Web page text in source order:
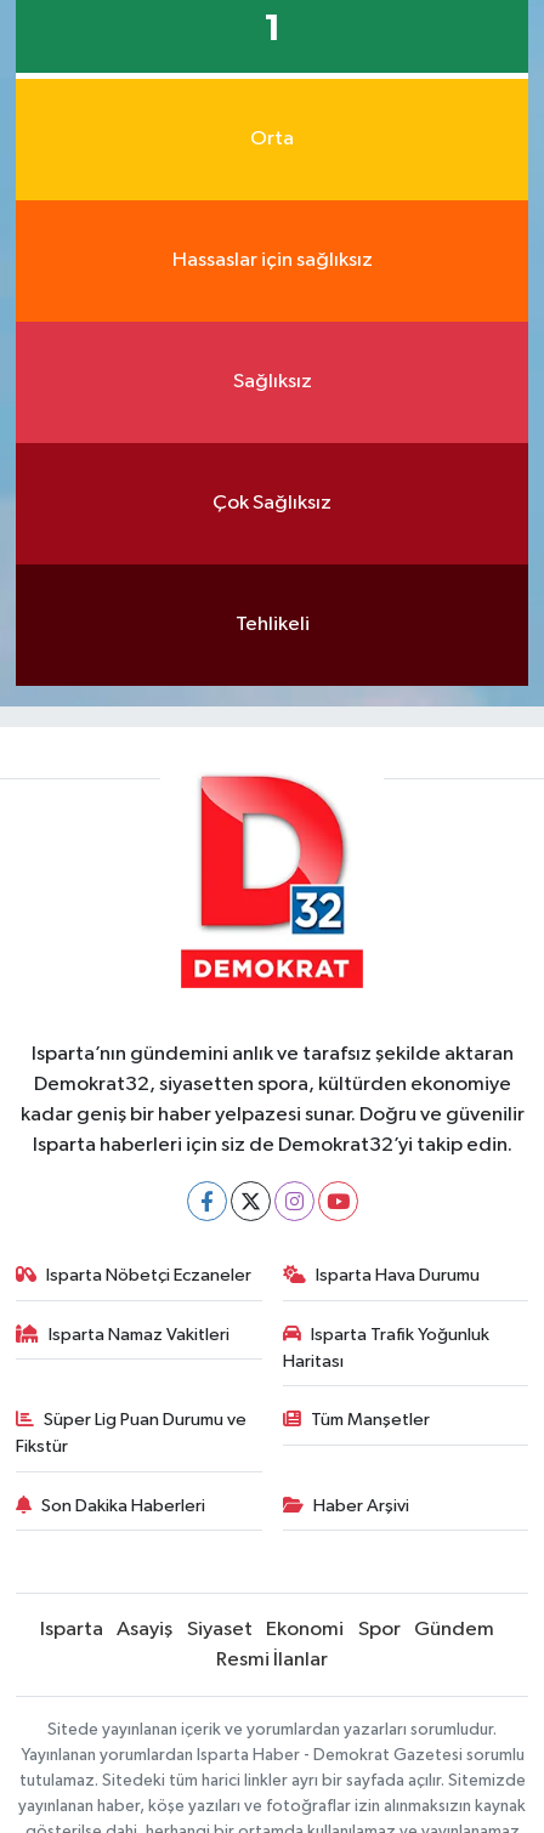
1
Orta
Hassaslar için sağlıksız
Sağlıksız
Çok Sağlıksız
Tehlikeli
Isparta’nın gündemini anlık ve tarafsız şekilde aktaran
Demokrat32, siyasetten spora, kültürden ekonomiye
kadar geniş bir haber yelpazesi sunar. Doğru ve güvenilir
Isparta haberleri için siz de Demokrat32’yi takip edin.
Isparta Nöbetçi Eczaneler Isparta Hava Durumu
Isparta Namaz Vakitleri
Isparta Trafik Yoğunluk
Haritası
Süper Lig Puan Durumu ve
Fikstür
Tüm Manşetler
Son Dakika Haberleri Haber Arşivi
Isparta Asayiş Siyaset Ekonomi Spor
Gündem
Resmi İlanlar
Sitede yayınlanan içerik ve yorumlardan yazarları sorumludur.
Yayınlanan yorumlardan Isparta Haber - Demokrat Gazetesi sorumlu
tutulamaz. Sitedeki tüm harici linkler ayrı bir sayfada açılır. Sitemizde
yayınlanan haber, köşe yazıları ve fotoğraflar izin alınmaksızın kaynak